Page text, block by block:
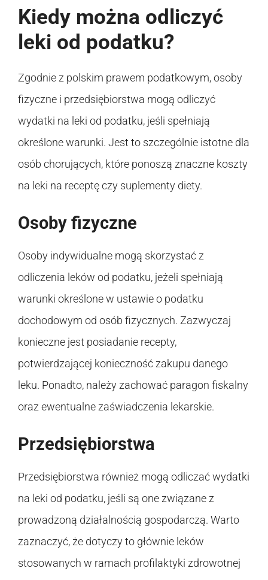
Kiedy można odliczyć
leki od podatku?
Zgodnie z polskim prawem podatkowym, osoby
fizyczne i przedsiębiorstwa mogą odliczyć
wydatki na leki od podatku, jeśli spełniają
określone warunki. Jest to szczególnie istotne dla
osób chorujących, które ponoszą znaczne koszty
na leki na receptę czy suplementy diety.
Osoby fizyczne
Osoby indywidualne mogą skorzystać z
odliczenia leków od podatku, jeżeli spełniają
warunki określone w ustawie o podatku
dochodowym od osób fizycznych. Zazwyczaj
konieczne jest posiadanie recepty,
potwierdzającej konieczność zakupu danego
leku. Ponadto, należy zachować paragon fiskalny
oraz ewentualne zaświadczenia lekarskie.
Przedsiębiorstwa
Przedsiębiorstwa również mogą odliczać wydatki
na leki od podatku, jeśli są one związane z
prowadzoną działalnością gospodarczą. Warto
zaznaczyć, że dotyczy to głównie leków
stosowanych w ramach profilaktyki zdrowotnej